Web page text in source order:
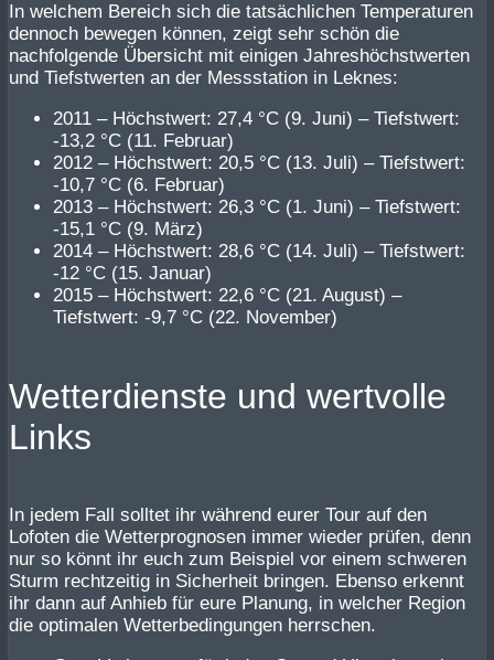
In welchem Bereich sich die tatsächlichen Temperaturen
dennoch bewegen können, zeigt sehr schön die
nachfolgende Übersicht mit einigen Jahreshöchstwerten
und Tiefstwerten an der Messstation in Leknes:
2011 – Höchstwert: 27,4 °C (9. Juni) – Tiefstwert:
-13,2 °C (11. Februar)
2012 – Höchstwert: 20,5 °C (13. Juli) – Tiefstwert:
-10,7 °C (6. Februar)
2013 – Höchstwert: 26,3 °C (1. Juni) – Tiefstwert:
-15,1 °C (9. März)
2014 – Höchstwert: 28,6 °C (14. Juli) – Tiefstwert:
-12 °C (15. Januar)
2015 – Höchstwert: 22,6 °C (21. August) –
Tiefstwert: -9,7 °C (22. November)
Wetterdienste und wertvolle
Links
In jedem Fall solltet ihr während eurer Tour auf den
Lofoten die Wetterprognosen immer wieder prüfen, denn
nur so könnt ihr euch zum Beispiel vor einem schweren
Sturm rechtzeitig in Sicherheit bringen. Ebenso erkennt
ihr dann auf Anhieb für eure Planung, in welcher Region
die optimalen Wetterbedingungen herrschen.